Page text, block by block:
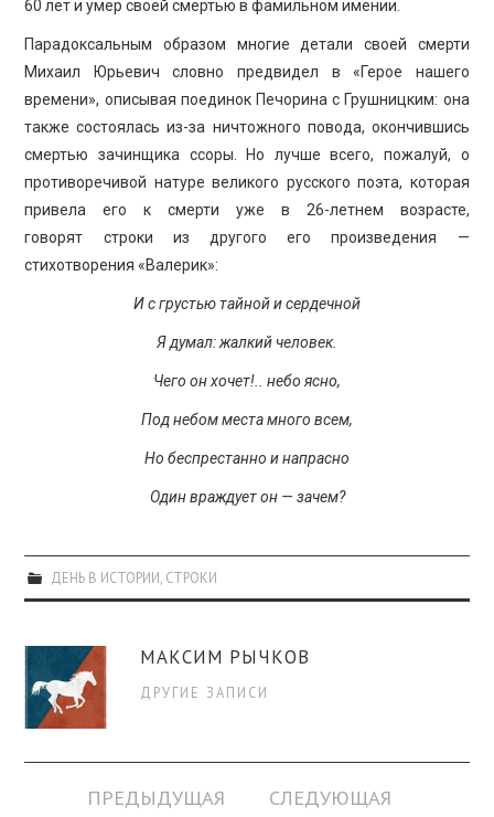
60 лет и умер своей смертью в фамильном имении.
Парадоксальным образом многие детали своей смерти
Михаил Юрьевич словно предвидел в «Герое нашего
времени», описывая поединок Печорина с Грушницким: она
также состоялась из-за ничтожного повода, окончившись
смертью зачинщика ссоры. Но лучше всего, пожалуй, о
противоречивой натуре великого русского поэта, которая
привела его к смерти уже в 26-летнем возрасте,
говорят строки из другого его произведения —
стихотворения «Валерик»:
И с грустью тайной и сердечной
Я думал: жалкий человек.
Чего он хочет!.. небо ясно,
Под небом места много всем,
Но беспрестанно и напрасно
Один враждует он — зачем?
ДЕНЬ В ИСТОРИИ СТРОКИ
МАКСИМ РЫЧКОВ
ДРУГИЕ ЗАПИСИ
Навигация
ПРЕДЫДУЩАЯ
СЛЕДУЮЩАЯ